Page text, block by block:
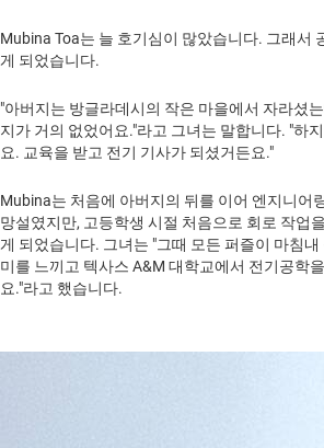
Mubina Toa는 늘 호기심이 많았습니다. 그래서
게 되었습니다.
"아버지는 방글라데시의 작은 마을에서 자라셨
지가 거의 없었어요."라고 그녀는 말합니다. "하
요. 교육을 받고 전기 기사가 되셨거든요."
Mubina는 처음에 아버지의 뒤를 이어 엔지니어
망설였지만, 고등학생 시절 처음으로 회로 작업
게 되었습니다. 그녀는 "그때 모든 퍼즐이 마침내
미를 느끼고 텍사스 A&M 대학교에서 전기공학
요."라고 했습니다.